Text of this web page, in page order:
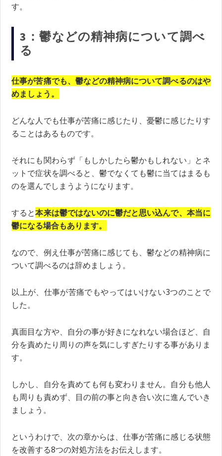
す。
3：鬱などの精神病について調べ
る
仕事が苦痛でも、鬱などの精神病について調べるのはや
めましょう。
どんな人でも仕事が苦痛に感じたり、憂鬱に感じたりす
ることはあるものです。
それにも関わらず「もしかしたら鬱かもしれない」とネ
ットで症状を調べると、鬱でなくても鬱に当てはまるも
のを選んでしまうようになります。
すると本来は鬱ではないのに鬱だと思い込んで、本当に
鬱になる場合もあります。
なので、例え仕事が苦痛に感じても、鬱などの精神病に
ついて調べるのは辞めましょう。
以上が、仕事が苦痛でもやってはいけない3つのことで
した。
真面目な方や、自分の事が好きになれない場合ほど、自
分を責めたり周りの声を気にしすぎたりする事がありま
す。
しかし、自分を責めても何も変わりません。自分も他人
も周りも責めず、目の前の事と向き合い次に進んでいき
ましょう。
というわけで、次の章からは、仕事が苦痛に感じる状態
を改善する8つの対処方法をお伝えします。